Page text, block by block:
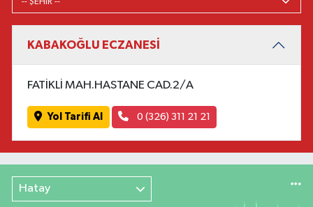
KABAKOĞLU ECZANESİ
FATİKLİ MAH.HASTANE CAD.2/A
Yol Tarifi Al 0 (326) 311 21 21
Hatay